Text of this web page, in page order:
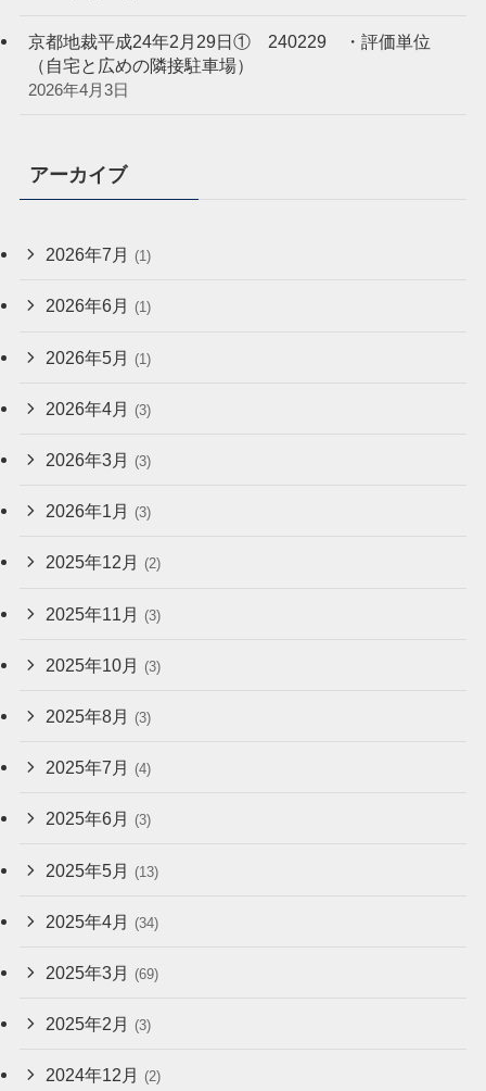
京都地裁平成24年2月29日① 240229 ・評価単位
（自宅と広めの隣接駐車場）
2026年4月3日
アーカイブ
2026年7月 (1)
2026年6月 (1)
2026年5月 (1)
2026年4月 (3)
2026年3月 (3)
2026年1月 (3)
2025年12月 (2)
2025年11月 (3)
2025年10月 (3)
2025年8月 (3)
2025年7月 (4)
2025年6月 (3)
2025年5月 (13)
2025年4月 (34)
2025年3月 (69)
2025年2月 (3)
2024年12月 (2)